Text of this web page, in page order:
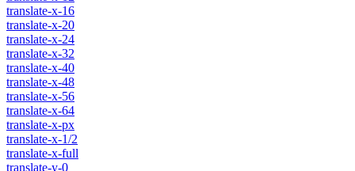
translate-x-16
translate-x-20
translate-x-24
translate-x-32
translate-x-40
translate-x-48
translate-x-56
translate-x-64
translate-x-px
translate-x-1/2
translate-x-full
translate-y-0